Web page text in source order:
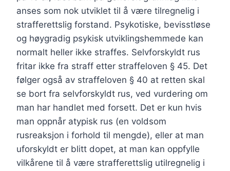
anses som nok utviklet til å være tilregnelig i
strafferettslig forstand. Psykotiske, bevisstløse
og høygradig psykisk utviklingshemmede kan
normalt heller ikke straffes. Selvforskyldt rus
fritar ikke fra straff etter straffeloven § 45. Det
følger også av straffeloven § 40 at retten skal
se bort fra selvforskyldt rus, ved vurdering om
man har handlet med forsett. Det er kun hvis
man oppnår atypisk rus (en voldsom
rusreaksjon i forhold til mengde), eller at man
uforskyldt er blitt dopet, at man kan oppfylle
vilkårene til å være strafferettslig utilregnelig i